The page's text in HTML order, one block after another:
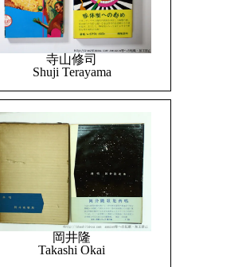
寺山修司
Shuji Terayama
岡井隆
Takashi Okai